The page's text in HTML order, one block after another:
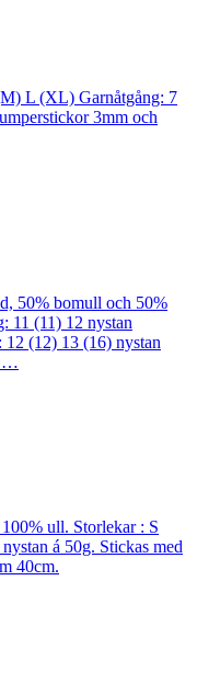
L (XL) Garnåtgång: 7
3mm och
50% bomull och 50%
11 (11) 12 nystan
(12) 13 (16) nystan
…
ull. Storlekar : S
á 50g. Stickas med
40cm.